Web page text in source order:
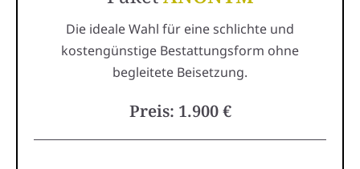
Die ideale Wahl für eine schlichte und
kostengünstige Bestattungsform ohne
begleitete Beisetzung.
Preis: 1.900 €